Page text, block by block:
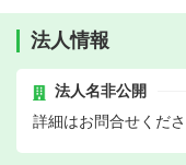
法人情報
法人名非公開
詳細はお問合せくだ